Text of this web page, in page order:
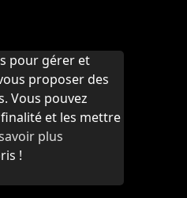
pour gérer et
proposer des
Vous pouvez
et les mettre
plus
!